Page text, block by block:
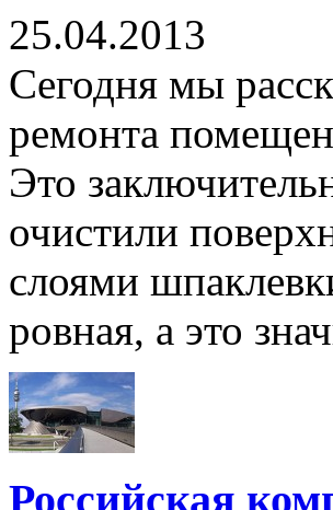
25.04.2013
Сегодня мы
ремонта
Это
очистили
слоями
ровная, а это
Российская